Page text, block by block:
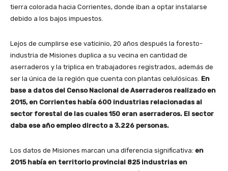
tierra colorada hacia Corrientes, donde iban a optar instalarse
debido a los bajos impuestos.
Lejos de cumplirse ese vaticinio, 20 años después la foresto-
industria de Misiones duplica a su vecina en cantidad de
aserraderos y la triplica en trabajadores registrados, además de
ser la única de la región que cuenta con plantas celulósicas. En
base a datos del Censo Nacional de Aserraderos realizado en
2015, en Corrientes había 600 industrias relacionadas al
sector forestal de las cuales 150 eran aserraderos. El sector
daba ese año empleo directo a 3.226 personas.
Los datos de Misiones marcan una diferencia significativa: en
2015 había en territorio provincial 825 industrias en